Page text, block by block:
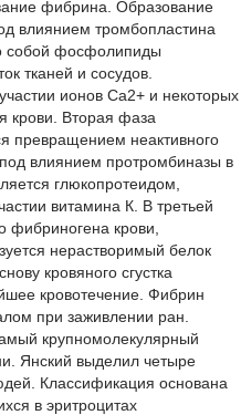
фибрина. Образование
влиянием тромбопластина
собой фосфолипиды
тканей и сосудов.
ионов Са2+ и некоторых
крови. Вторая фаза
превращением неактивного
влиянием протромбиназы в
глюкопротеидом,
витамина К. В третьей
фибриногена крови,
нерастворимый белок
кровяного сгустка
кровотечение. Фибрин
при заживлении ран.
крупномолекулярный
Янский выделил четыре
Классификация основана
в эритроцитах